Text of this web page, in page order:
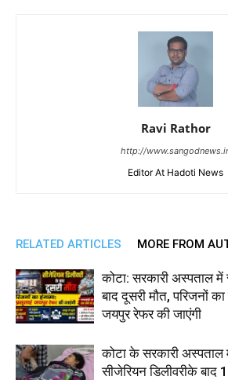
Ravi Rathor
http://
Editor At Hadoti News
RELATED ARTICLES MORE FROM
कोटा: सरकारी अस्पताल में
बाद दूसरी मौत, परिजनों
जयपुर रेफर की जाएंगी
कोटा के सरकारी अस्पताल
सीजेरियन डिलीवरीके बाद